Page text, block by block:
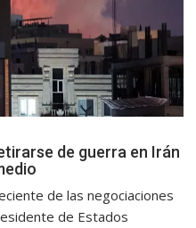
de guerra en Irán
de las negociaciones
de Estados